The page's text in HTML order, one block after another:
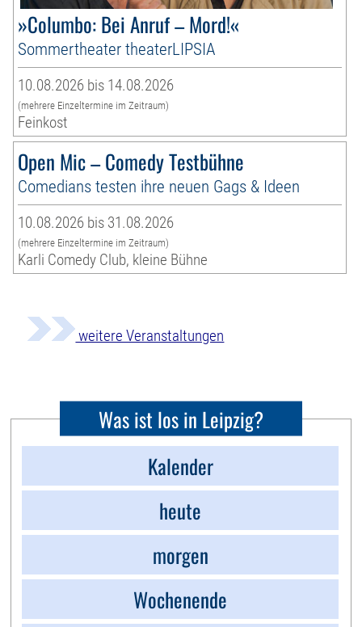
»Columbo: Bei Anruf – Mord!«
Sommertheater theaterLIPSIA
10.08.2026 bis 14.08.2026
(mehrere Einzeltermine im Zeitraum)
Feinkost
Open Mic – Comedy Testbühne
Comedians testen ihre neuen Gags & Ideen
10.08.2026 bis 31.08.2026
(mehrere Einzeltermine im Zeitraum)
Karli Comedy Club, kleine Bühne
weitere Veranstaltungen
Was ist los in Leipzig?
Kalender
heute
morgen
Wochenende